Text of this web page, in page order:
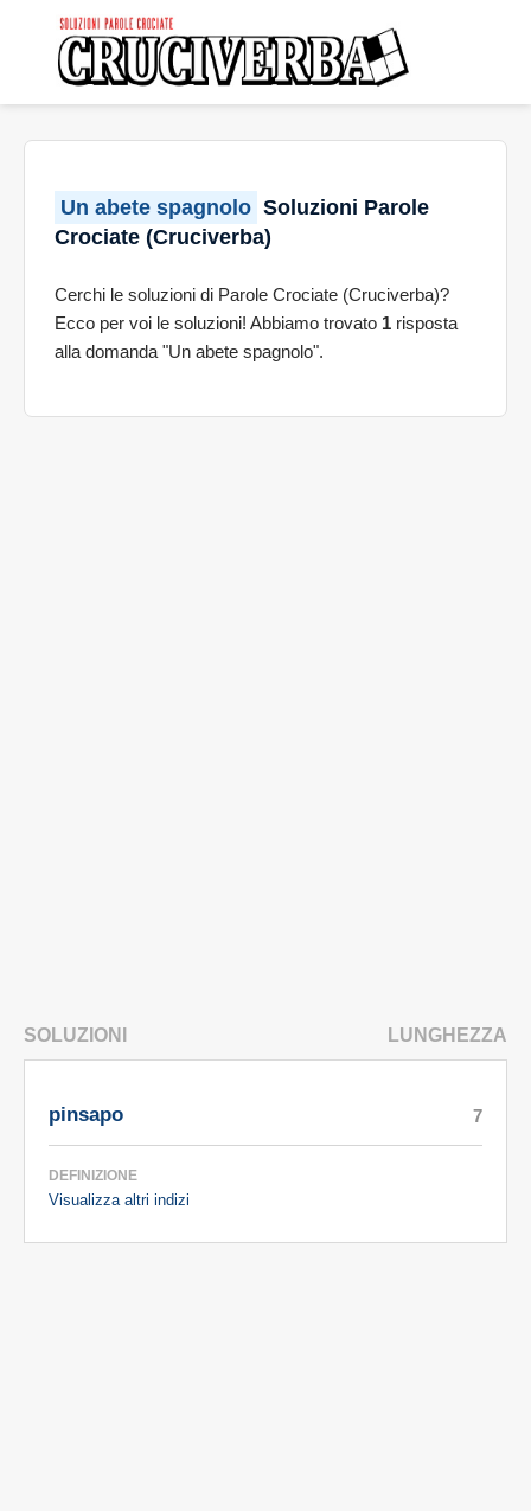
Un abete spagnolo Soluzioni Parole
Crociate (Cruciverba)
Cerchi le soluzioni di Parole Crociate (Cruciverba)?
Ecco per voi le soluzioni! Abbiamo trovato 1 risposta
alla domanda "Un abete spagnolo".
SOLUZIONI LUNGHEZZA
pinsapo
DEFINIZIONE
Visualizza altri indizi
7